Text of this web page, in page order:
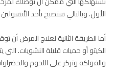
الأول. وبالتالي ستصبح تأخذ
أما الطريقة الثانية لعلاج المرض
الكيتو أو حميات قليلة النشويات. التي
والفواكه وتركز على اللحوم